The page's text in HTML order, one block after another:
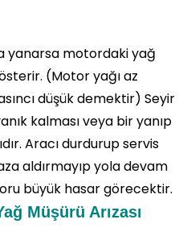
yanarsa motordaki yağ
(Motor yağı az
düşük demektir) Seyir
kalması veya bir yanıp
Aracı durdurup servis
aldırmayıp yola devam
büyük hasar görecektir.
Müşürü Arızası